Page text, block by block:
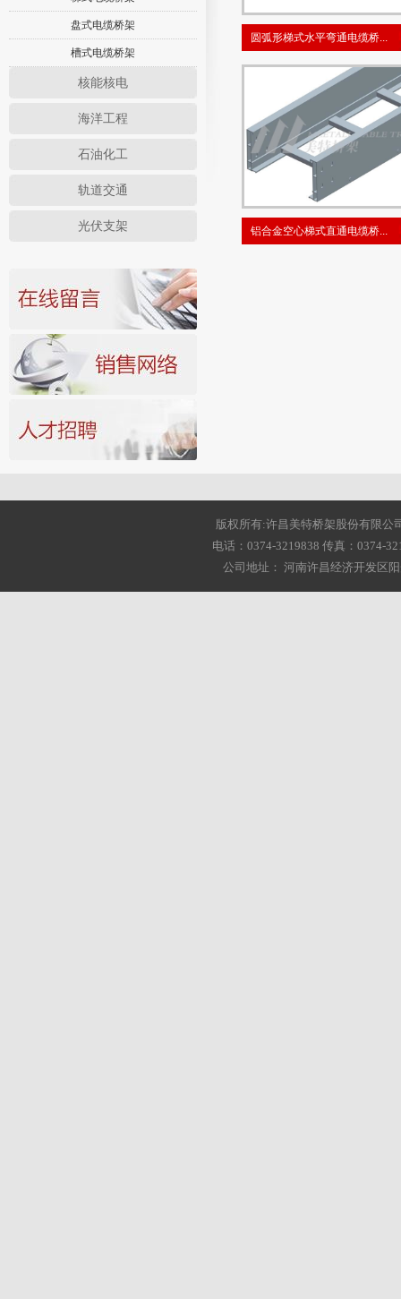
盘式电缆桥架
槽式电缆桥架
核能核电
海洋工程
石油化工
轨道交通
光伏支架
圆弧形梯式水平弯通电缆桥...
铝合金空心梯式直通电缆桥...
版权所有:许昌美特桥架股份有限公
电话：0374-3219838 传真：0374-
公司地址： 河南许昌经济开发区